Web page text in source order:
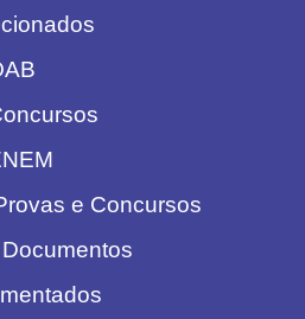
e Concursos